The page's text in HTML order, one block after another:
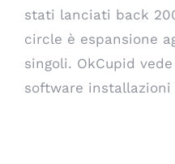
stati lanciati back
circle è espansione
singoli. OkCupid
software installazioni